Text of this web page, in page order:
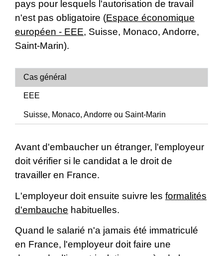
pays pour lesquels l'autorisation de travail
n'est pas obligatoire (Espace économique
européen - EEE, Suisse, Monaco, Andorre,
Saint-Marin).
Cas général
EEE
Suisse, Monaco, Andorre ou Saint-Marin
Avant d'embaucher un étranger, l'employeur
doit vérifier si le candidat a le droit de
travailler en France.
L'employeur doit ensuite suivre les formalités
d'embauche habituelles.
Quand le salarié n'a jamais été immatriculé
en France, l'employeur doit faire une